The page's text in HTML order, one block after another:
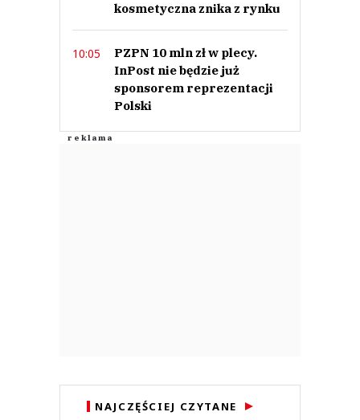
kosmetyczna znika z rynku
10:05
PZPN 10 mln zł w plecy.
InPost nie będzie już
sponsorem reprezentacji
Polski
NAJCZĘŚCIEJ CZYTANE